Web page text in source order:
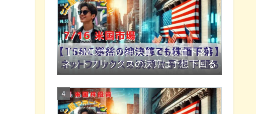
【TSMC増益の神決算でも株価下落】
ネットフリックスの決算は予想下回る